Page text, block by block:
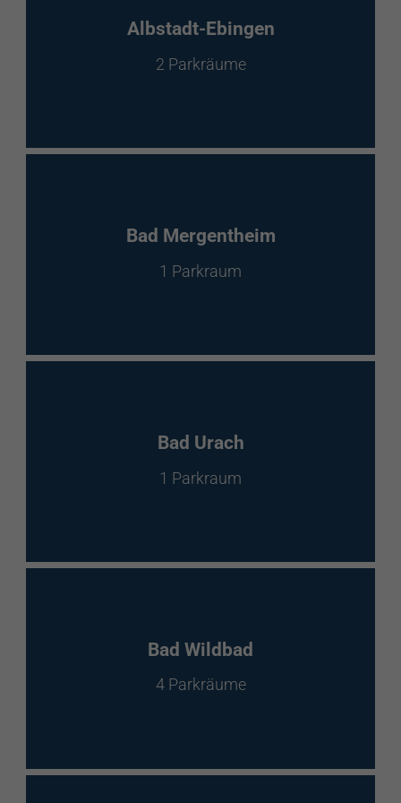
EnBW Mobility
Spontanladen
Albstadt-Ebingen
2 Parkräume
Bad Mergentheim
1 Parkraum
Bad Urach
1 Parkraum
Bad Wildbad
4 Parkräume